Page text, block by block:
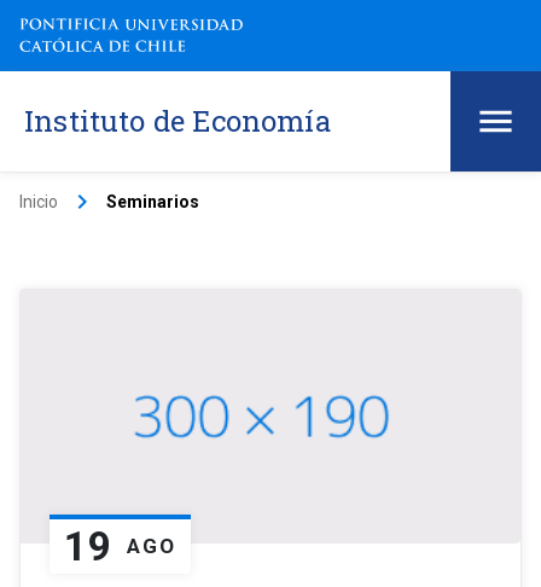
Instituto de Economía
Inicio keyboard_arrow_right Seminarios
19 AGO